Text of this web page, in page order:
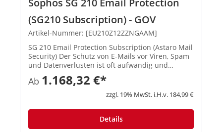
(SG210 Subscription) - GOV
Artikel-Nummer: [EU210Z12ZZNGAAM]
SG 210 Email Protection Subscription (Astaro Mail
Security) Der Schutz von E-Mails vor Viren, Spam
und Datenverlusten ist oft aufwändig und
zeitraubend. Sie müssen auf Infektionen durch
Viren reagieren, die Spam-Quarantäne verwalten
Ab 1.168,32 €*
zzgl. 19% MwSt. i.H.v. 184,99 €
Details